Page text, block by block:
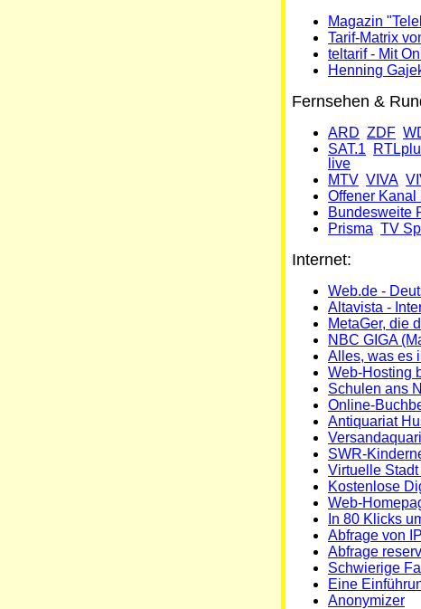
Magazin
Tarif-Matrix
teltarif - Mit
Henning
Fernsehen &
ARD ZDF
SAT.1
live
MTV VIVA
Offener Kanal
Bundesweite
Prisma TV
Internet:
Web.de -
Altavista -
MetaGer, die
NBC GIGA
Alles, was es
Web-Hosting
Schulen ans
Online-
Antiquariat
SWR-
Virtuelle
Kostenlose
Web-
In 80 Klicks
Abfrage von
Abfrage
Schwierige
Eine
Anonymizer